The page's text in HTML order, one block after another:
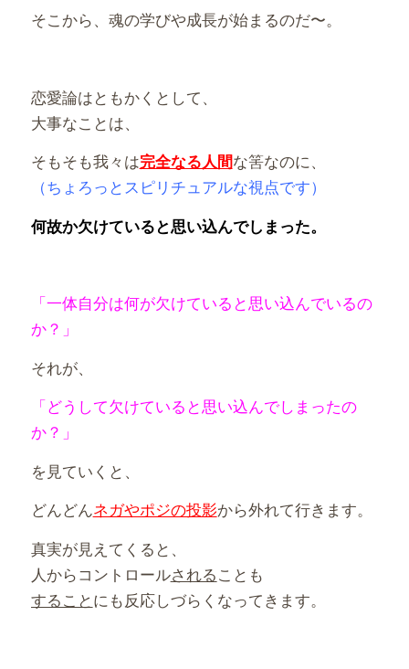
そこから、魂の学びや成長が始まるのだ〜。
恋愛論はともかくとして、
大事なことは、
そもそも我々は完全なる人間な筈なのに、
（ちょろっとスピリチュアルな視点です）
何故か欠けていると思い込んでしまった。
「一体自分は何が欠けていると思い込んでいるの
か？」
それが、
「どうして欠けていると思い込んでしまったの
か？」
を見ていくと、
どんどんネガやポジの投影から外れて行きます。
真実が見えてくると、
人からコントロールされることも
することにも反応しづらくなってきます。